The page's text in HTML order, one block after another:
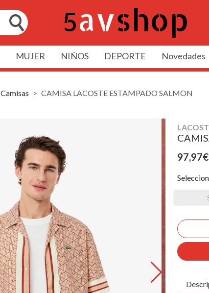
MUJER NIÑOS DEPORTE Novedades
Camisas CAMISA LACOSTE ESTAMPADO SALMON
97,97€